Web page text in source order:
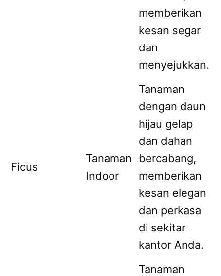
memberikan
kesan segar
dan
menyejukkan.
Ficus
Tanaman
Indoor
Tanaman
dengan daun
hijau gelap
dan dahan
bercabang,
memberikan
kesan elegan
dan perkasa
di sekitar
kantor Anda.
Tanaman